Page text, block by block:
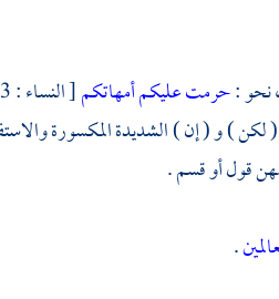
نحو :حرمت عليكم أمهاتكم
) و ( إن ) الشديدة المكسورة
قول أو قسم .
.